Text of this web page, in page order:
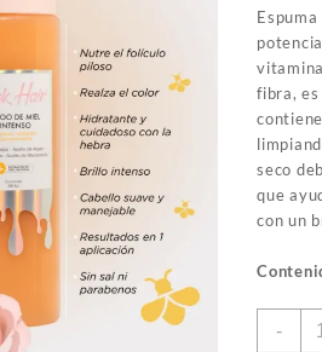
fibra,
seco
que
con un
-